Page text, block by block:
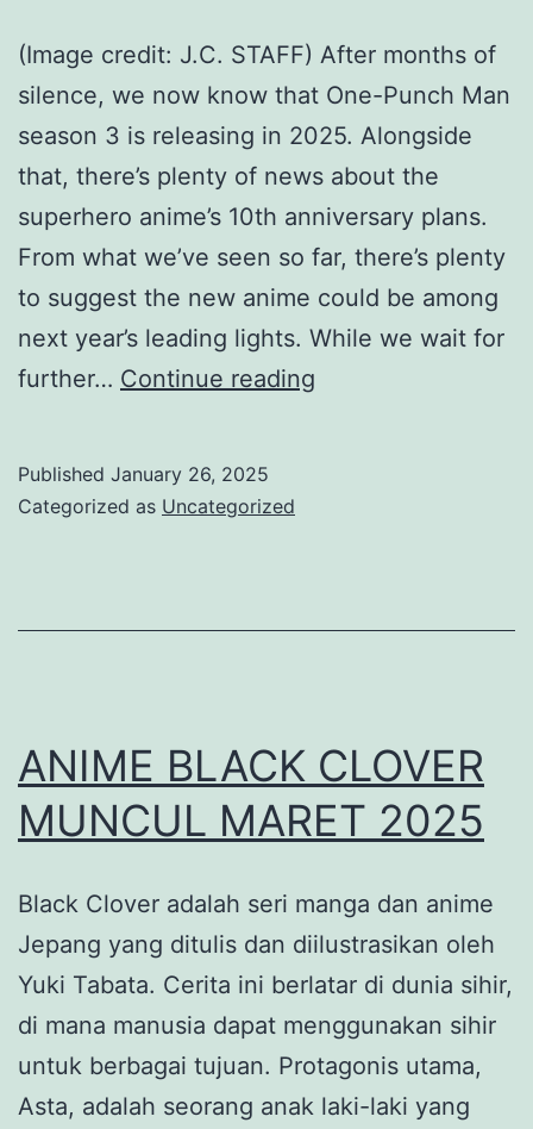
(Image credit: J.C. STAFF) After months of
silence, we now know that One-Punch Man
season 3 is releasing in 2025. Alongside
that, there’s plenty of news about the
superhero anime’s 10th anniversary plans.
From what we’ve seen so far, there’s plenty
to suggest the new anime could be among
next year’s leading lights. While we wait for
further… Continue reading
everything
we
so
far
Published January 26, 2025
Categorized as Uncategorized
ANIME BLACK CLOVER
MUNCUL MARET 2025
Black Clover adalah seri manga dan anime
Jepang yang ditulis dan diilustrasikan oleh
Yuki Tabata. Cerita ini berlatar di dunia sihir,
di mana manusia dapat menggunakan sihir
untuk berbagai tujuan. Protagonis utama,
Asta, adalah seorang anak laki-laki yang